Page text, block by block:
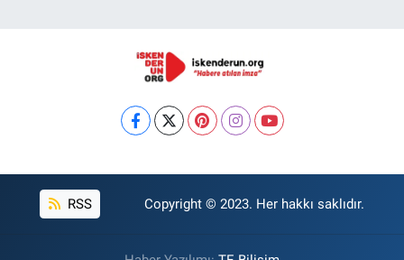
RSS Copyright © 2023. Her hakkı saklıdır.